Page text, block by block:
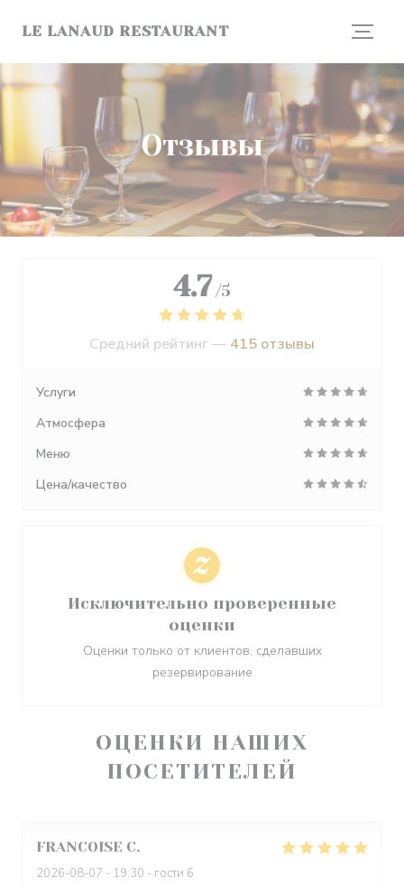
LE LANAUD RESTAURANT
Отзывы
ОЦЕНКИ НАШИХ
ПОСЕТИТЕЛЕЙ
FRANCOISE C
2026-08-07 - 19:30 - гости 6
4.7 /5
Средний рейтинг — 415 отзывы
Услуги
Атмосфера
Меню
Цена/качество
Исключительно проверенные
оценки
Оценки только от клиентов, сделавших
резервирование